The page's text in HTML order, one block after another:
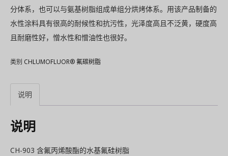
分体系，也可以与氨基树脂组成单组分烘烤体系。用该产品制备的
水性涂料具有很高的耐候性和抗污性，光泽度高且不泛黄，硬度高
且耐磨性好，憎水性和憎油性也很好。
类别 CHLUMOFLUOR® 氟碳树脂
说明
说明
CH-903 含氟丙烯酸酯的水基氟硅树脂